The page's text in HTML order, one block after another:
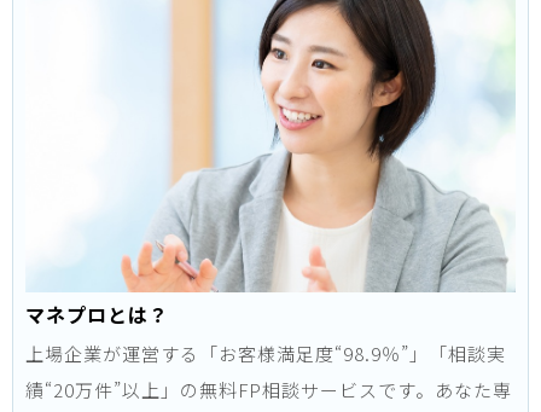
マネプロとは？
上場企業が運営する「お客様満足度“98.9％”」「相談実
績“20万件”以上」の無料FP相談サービスです。あなた専